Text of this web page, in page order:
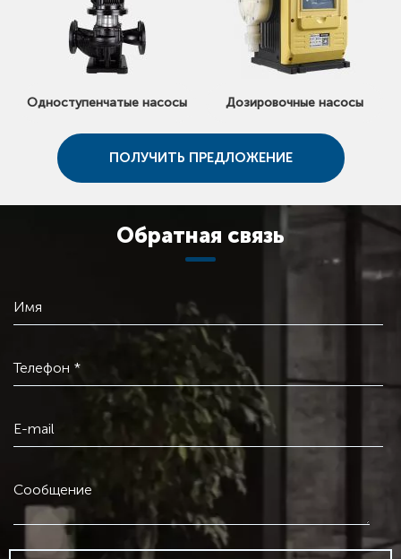
Одноступенчатые насосы Дозировочные насосы
ПОЛУЧИТЬ ПРЕДЛОЖЕНИЕ
Обратная связь
Имя
Телефон *
E-mail
Сообщение